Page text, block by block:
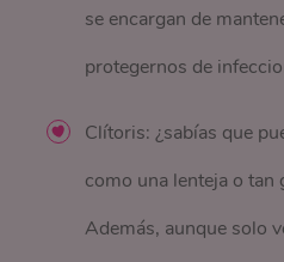
se encargan de
protegernos de
Clítoris: ¿sabías que
como una lenteja o tan
Además, aunque solo